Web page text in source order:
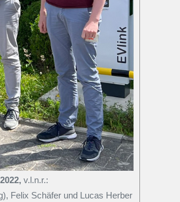
v.l.n.r.:
Felix Schäfer und Lucas Herber